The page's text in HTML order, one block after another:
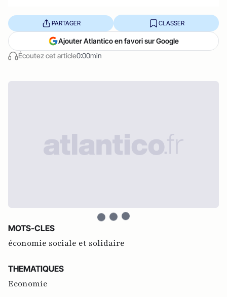
Écoutez cet article0:00min
PARTAGER CLASSER
Ajouter Atlantico en favori sur Google
MOTS-CLES
économie sociale et solidaire
THEMATIQUES
Economie